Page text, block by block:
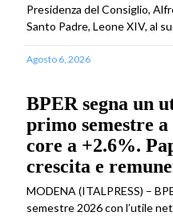
Presidenza del Consiglio,
Santo Padre, Leone XIV, al
Agosto 6, 2026
BPER segna un
primo semestre
core a +2.6%.
crescita e
MODENA (ITALPRESS) –
semestre 2026 con l’utile